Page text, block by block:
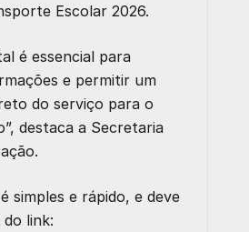
Escolar 2026.
é essencial para
e permitir um
do serviço para o
destaca a Secretaria
simples e rápido, e deve
link: